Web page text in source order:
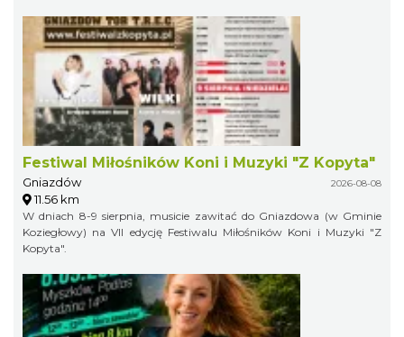
Festiwal Miłośników Koni i Muzyki "Z Kopyta"
Gniazdów 2026-08-08
11.56 km
W dniach 8-9 sierpnia, musicie zawitać do Gniazdowa (w Gminie
Koziegłowy) na VII edycję Festiwalu Miłośników Koni i Muzyki "Z
Kopyta".